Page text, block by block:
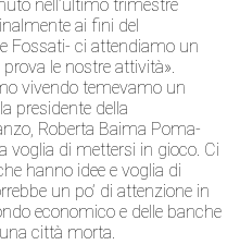
nell’ultimo trimestre
ai fini del
Fossati- ci attendiamo un
le nostre attività».
vivendo temevamo un
presidente della
Roberta Baima Poma-
voglia di mettersi in gioco. Ci
hanno idee e voglia di
un po’ di attenzione in
economico e delle banche
città morta.